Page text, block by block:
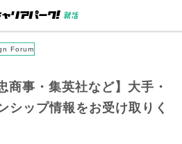
Forum
商事・集英社など】大手・
シップ情報をお受け取りく